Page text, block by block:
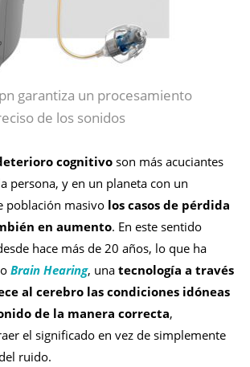
garantiza un procesamiento
de los sonidos
cognitivo son más acuciantes
persona, y en un planeta con un
población masivo los casos de pérdida
en aumento. En este sentido
hace más de 20 años, lo que ha
Brain Hearing, una tecnología a través
al cerebro las condiciones idóneas
de la manera correcta,
el significado en vez de simplemente
ruido.